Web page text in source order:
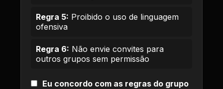
Regra 5: Proibido o uso de linguagem
ofensiva
Regra 6: Não envie convites para
outros grupos sem permissão
Eu concordo com as regras do grupo